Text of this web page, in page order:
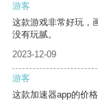
游客
这款游戏非常好玩，
没有玩腻。
2023-12-09
游客
这款加速器app的价